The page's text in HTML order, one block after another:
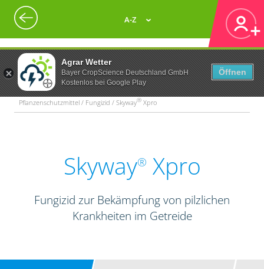
Agrar Wetter
Bayer CropScience Deutschland GmbH
Kostenlos bei Google Play
Öffnen
A-Z
Pflanzenschutzmittel / Fungizid / Skyway® Xpro
Skyway® Xpro
Fungizid zur Bekämpfung von pilzlichen
Krankheiten im Getreide